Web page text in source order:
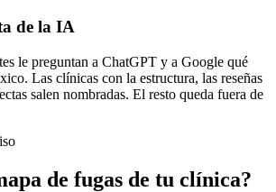
de la IA
le preguntan a ChatGPT y a Google qué
Las clínicas con la estructura, las reseñas
salen nombradas. El resto queda fuera de
de fugas de tu clínica?